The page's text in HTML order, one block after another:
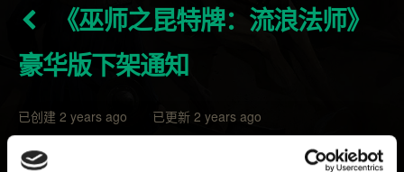
《巫师之昆特牌：流浪法师》
豪华版下架通知
已创建 2 years ago 已更新 2 years ago
由于在技术方面遇到问题，我们难以继续为《巫师之昆特